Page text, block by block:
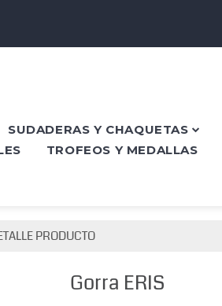
SUDADERAS Y CHAQUETAS
TROFEOS Y MEDALLAS
PRODUCTO
Gorra ERIS